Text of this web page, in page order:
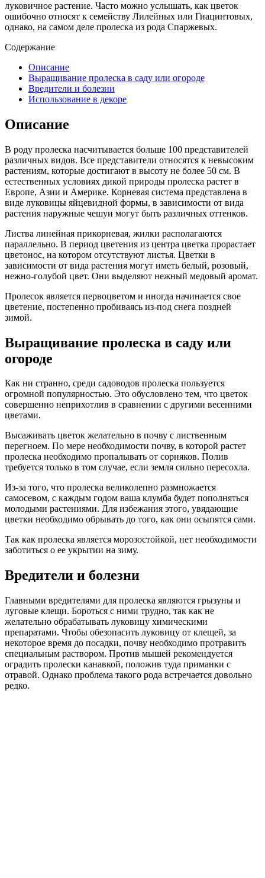
луковичное растение. Часто можно услышать, как цветок
ошибочно относят к семейству Лилейных или Гиацинтовых,
однако, на самом деле пролеска из рода Спаржевых.
Содержание
Описание
Выращивание пролеска в саду или огороде
Вредители и болезни
Использование в декоре
Описание
В роду пролеска насчитывается больше 100 представителей
различных видов. Все представители относятся к невысоким
растениям, которые достигают в высоту не более 50 см. В
естественных условиях дикой природы пролеска растет в
Европе, Азии и Америке. Корневая система представлена в
виде луковицы яйцевидной формы, в зависимости от вида
растения наружные чешуи могут быть различных оттенков.
Листва линейная прикорневая, жилки располагаются
параллельно. В период цветения из центра цветка прорастает
цветонос, на котором отсутствуют листья. Цветки в
зависимости от вида растения могут иметь белый, розовый,
нежно-голубой цвет. Они выделяют нежный медовый аромат.
Пролесок является первоцветом и иногда начинается свое
цветение, постепенно пробиваясь из-под снега поздней
зимой.
Выращивание пролеска в саду или
огороде
Как ни странно, среди садоводов пролеска пользуется
огромной популярностью. Это обусловлено тем, что цветок
совершенно неприхотлив в сравнении с другими весенними
цветами.
Высаживать цветок желательно в почву с лиственным
перегноем. По мере необходимости почву, в которой растет
пролеска необходимо пропалывать от сорняков. Полив
требуется только в том случае, если земля сильно пересохла.
Из-за того, что пролеска великолепно размножается
самосевом, с каждым годом ваша клумба будет пополняться
молодыми растениями. Для избежания этого, увядающие
цветки необходимо обрывать до того, как они осыпятся сами.
Так как пролеска является морозостойкой, нет необходимости
заботиться о ее укрытии на зиму.
Вредители и болезни
Главными вредителями для пролеска являются грызуны и
луговые клещи. Бороться с ними трудно, так как не
желательно обрабатывать луковицу химическими
препаратами. Чтобы обезопасить луковицу от клещей, за
некоторое время до посадки, почву необходимо протравить
специальным раствором. Против мышей рекомендуется
оградить пролески канавкой, положив туда приманки с
отравой. Однако проблема такого рода встречается довольно
редко.